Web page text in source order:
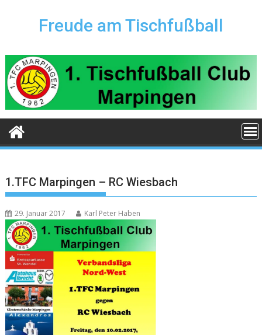
Freude am Tischfußball
1.TFC Marpingen – RC Wiesbach
29. Januar 2017 Karl Peter Haben